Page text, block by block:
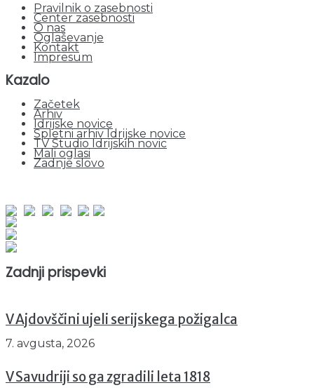
Pravilnik o zasebnosti
Center zasebnosti
O nas
Oglaševanje
Kontakt
Impresum
Kazalo
Začetek
Arhiv
Idrijske novice
Spletni arhiv Idrijske novice
TV Studio Idrijskih novic
Mali oglasi
Zadnje slovo
Zadnji prispevki
V Ajdovščini ujeli serijskega požigalca
7. avgusta, 2026
V Savudriji so ga zgradili leta 1818